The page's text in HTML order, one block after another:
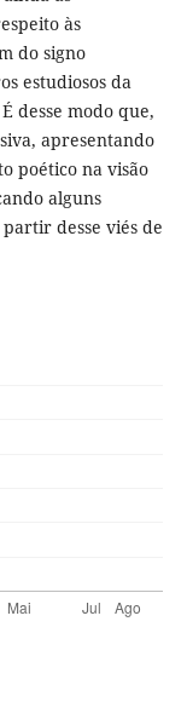
às
do signo
estudiosos da
desse modo que,
apresentando
poético na visão
alguns
desse viés de